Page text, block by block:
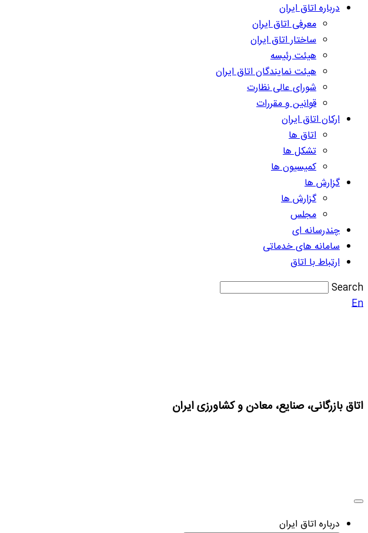
درباره اتاق ایران
معرفی اتاق ایران
ساختار اتاق ایران
هیئت رئیسه
هیئت نمایندگان اتاق ایران
شورای عالی نظارت
قوانین و مقررات
ارکان اتاق ایران
اتاق ها
تشکل ها
کمیسیون ها
گزارش ها
گزارش ها
مجلس
چندرسانه ای
سامانه های خدماتی
ارتباط با اتاق
Search
En
اتاق بازرگانی، صنایع، معادن و کشاورزی ایران
درباره اتاق ایران